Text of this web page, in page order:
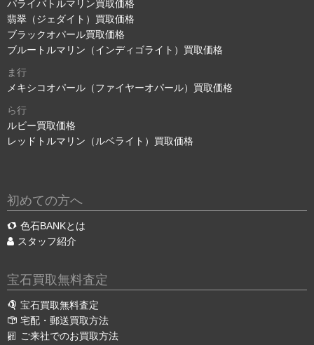
パライバトルマリン買取価格
翡翠（ジェダイト）買取価格
ブラックオパール買取価格
ブルートルマリン（インディゴライト）買取価格
ま行
メキシコオパール（ファイヤーオパール）買取価格
ら行
ルビー買取価格
レッドトルマリン（ルベライト）買取価格
初めての方へ
色石BANKとは
スタッフ紹介
宝石買取無料査定
宝石買取無料査定
宅配・郵送買取方法
ご来社でのお買取方法